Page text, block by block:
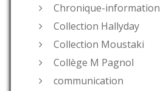
Chronique-information
Collection Hallyday
Collection Moustaki
Collège M Pagnol
communication